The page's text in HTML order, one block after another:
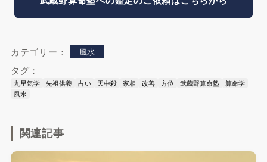
カテゴリー： 風水
タグ：
九星気学 先祖供養 占い 天中殺 家相 改善 方位 武蔵野算命塾
算命学
風水
関連記事